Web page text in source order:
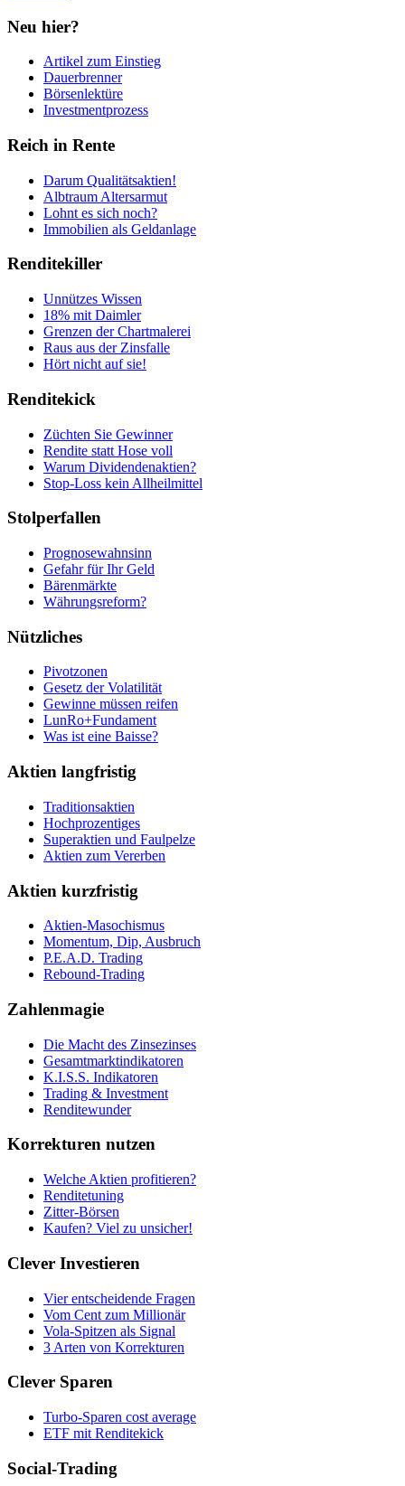
Neu hier?
Artikel zum Einstieg
Dauerbrenner
Börsenlektüre
Investmentprozess
Reich in Rente
Darum Qualitätsaktien!
Albtraum Altersarmut
Lohnt es sich noch?
Immobilien als Geldanlage
Renditekiller
Unnützes Wissen
18% mit Daimler
Grenzen der Chartmalerei
Raus aus der Zinsfalle
Hört nicht auf sie!
Renditekick
Züchten Sie Gewinner
Rendite statt Hose voll
Warum Dividendenaktien?
Stop-Loss kein Allheilmittel
Stolperfallen
Prognosewahnsinn
Gefahr für Ihr Geld
Bärenmärkte
Währungsreform?
Nützliches
Pivotzonen
Gesetz der Volatilität
Gewinne müssen reifen
LunRo+Fundament
Was ist eine Baisse?
Aktien langfristig
Traditionsaktien
Hochprozentiges
Superaktien und Faulpelze
Aktien zum Vererben
Aktien kurzfristig
Aktien-Masochismus
Momentum, Dip, Ausbruch
P.E.A.D. Trading
Rebound-Trading
Zahlenmagie
Die Macht des Zinsezinses
Gesamtmarktindikatoren
K.I.S.S. Indikatoren
Trading & Investment
Renditewunder
Korrekturen nutzen
Welche Aktien profitieren?
Renditetuning
Zitter-Börsen
Kaufen? Viel zu unsicher!
Clever Investieren
Vier entscheidende Fragen
Vom Cent zum Millionär
Vola-Spitzen als Signal
3 Arten von Korrekturen
Clever Sparen
Turbo-Sparen cost average
ETF mit Renditekick
Social-Trading